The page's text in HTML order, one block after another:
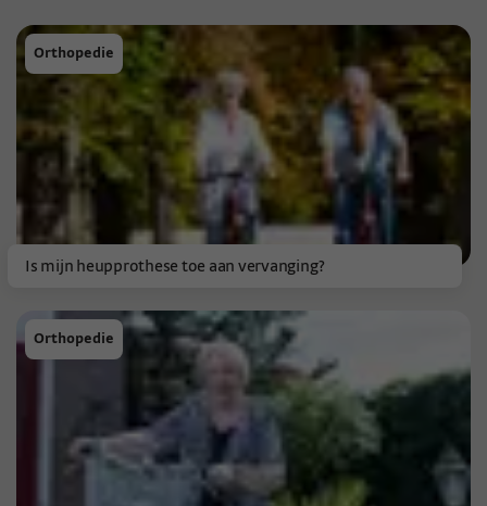
Is mijn heupprothese toe aan vervanging?
Orthopedie
Orthopedie